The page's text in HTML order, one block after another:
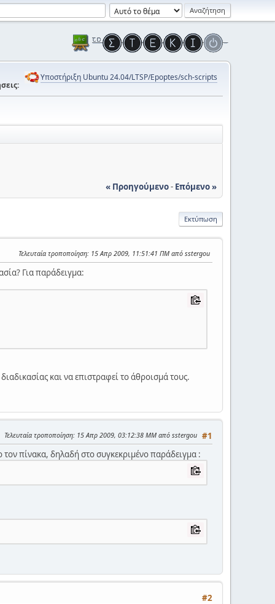
Υποστήριξη Ubuntu 24.04/LTSP/Epoptes/sch-scripts
« Προηγούμενο- Επόμενο »
Εκτύπωση
Τελευταία τροποποίηση: 15 Απρ 2009, 11:51:41 ΠΜ από sstergou
Για παράδειγμα:
και να επιστραφεί το άθροισμά τους.
#1
Τελευταία τροποποίηση: 15 Απρ 2009, 03:12:38 ΜΜ από sstergou
τον πίνακα, δηλαδή στο συγκεκριμένο παράδειγμα :
#2